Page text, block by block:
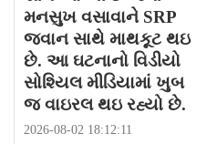
મનસુખ વસાવાને SRP
જવાન સાથે માથકૂટ થઇ
છે. આ ઘટનાનો વિડીયો
સોશ્યિલ મીડિયામાં ખુબ
જ વાઇરલ થઇ રહ્યો છે.
2026-08-02 18:12:11